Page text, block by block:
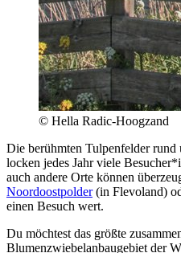
© Hella Radic-Hoogzand
Die berühmten Tulpenfelder
locken jedes Jahr viele
auch andere Orte können
Noordoostpolder(in Flevoland)
einen Besuch wert.
Du möchtest das größte
Blumenzwiebelanbaugebiet der